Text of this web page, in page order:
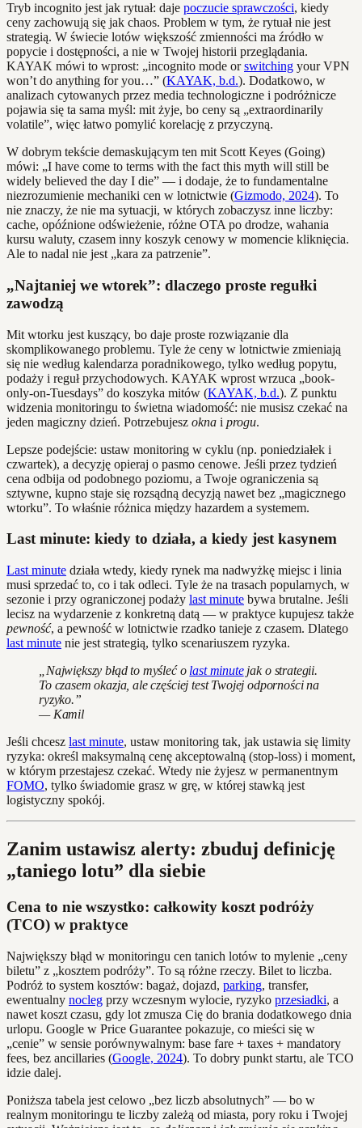
Tryb incognito jest jak rytuał: daje poczucie sprawczości, kiedy
ceny zachowują się jak chaos. Problem w tym, że rytuał nie jest
strategią. W świecie lotów większość zmienności ma źródło w
popycie i dostępności, a nie w Twojej historii przeglądania.
KAYAK mówi to wprost: „incognito mode orswitching your VPN
won’t do anything for you…” (KAYAK, b.d.). Dodatkowo, w
analizach cytowanych przez media technologiczne i podróżnicze
pojawia się ta sama myśl: mit żyje, bo ceny są „extraordinarily
volatile”, więc łatwo pomylić korelację z przyczyną.
W dobrym tekście demaskującym ten mit Scott Keyes (Going)
mówi: „I have come to terms with the fact this myth will still be
widely believed the day I die” — i dodaje, że to fundamentalne
niezrozumienie mechaniki cen w lotnictwie (Gizmodo, 2024). To
nie znaczy, że nie ma sytuacji, w których zobaczysz inne liczby:
cache, opóźnione odświeżenie, różne OTA po drodze, wahania
kursu waluty, czasem inny koszyk cenowy w momencie kliknięcia.
Ale to nadal nie jest „kara za patrzenie”.
„Najtaniej we wtorek”: dlaczego proste regułki
zawodzą
Mit wtorku jest kuszący, bo daje proste rozwiązanie dla
skomplikowanego problemu. Tyle że ceny w lotnictwie zmieniają
się nie według kalendarza poradnikowego, tylko według popytu,
podaży i reguł przychodowych. KAYAK wprost wrzuca „book-
only-on-Tuesdays” do koszyka mitów (KAYAK, b.d.). Z punktu
widzenia monitoringu to świetna wiadomość: nie musisz czekać na
jeden magiczny dzień. Potrzebujesz okna i progu.
Lepsze podejście: ustaw monitoring w cyklu (np. poniedziałek i
czwartek), a decyzję opieraj o pasmo cenowe. Jeśli przez tydzień
cena odbija od podobnego poziomu, a Twoje ograniczenia są
sztywne, kupno staje się rozsądną decyzją nawet bez „magicznego
wtorku”. To właśnie różnica między hazardem a systemem.
Last minute: kiedy to działa, a kiedy jest kasynem
Last minute działa wtedy, kiedy rynek ma nadwyżkę miejsc i linia
musi sprzedać to, co i tak odleci. Tyle że na trasach popularnych, w
sezonie i przy ograniczonej podaży last minute bywa brutalne. Jeśli
lecisz na wydarzenie z konkretną datą — w praktyce kupujesz także
pewność, a pewność w lotnictwie rzadko tanieje z czasem. Dlatego
last minute nie jest strategią, tylko scenariuszem ryzyka.
„Największy błąd to myśleć o last minutejak o strategii.
To czasem okazja, ale częściej test Twojej odporności na
ryzyko.”
— Kamil
Jeśli chcesz last minute, ustaw monitoring tak, jak ustawia się limity
ryzyka: określ maksymalną cenę akceptowalną (stop-loss) i moment,
w którym przestajesz czekać. Wtedy nie żyjesz w permanentnym
FOMO, tylko świadomie grasz w grę, w której stawką jest
logistyczny spokój.
Zanim ustawisz alerty: zbuduj definicję
„taniego lotu” dla siebie
Cena to nie wszystko: całkowity koszt podróży
(TCO) w praktyce
Największy błąd w monitoringu cen tanich lotów to mylenie „ceny
biletu” z „kosztem podróży”. To są różne rzeczy. Bilet to liczba.
Podróż to system kosztów: bagaż, dojazd, parking, transfer,
ewentualny nocleg przy wczesnym wylocie, ryzyko przesiadki, a
nawet koszt czasu, gdy lot zmusza Cię do brania dodatkowego dnia
urlopu. Google w Price Guarantee pokazuje, co mieści się w
„cenie” w sensie porównywalnym: base fare + taxes + mandatory
fees, bez ancillaries (Google, 2024). To dobry punkt startu, ale TCO
idzie dalej.
Poniższa tabela jest celowo „bez liczb absolutnych” — bo w
realnym monitoringu te liczby zależą od miasta, pory roku i Twojej